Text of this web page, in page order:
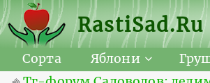
RastiSad.Ru
Сорта
Яблони